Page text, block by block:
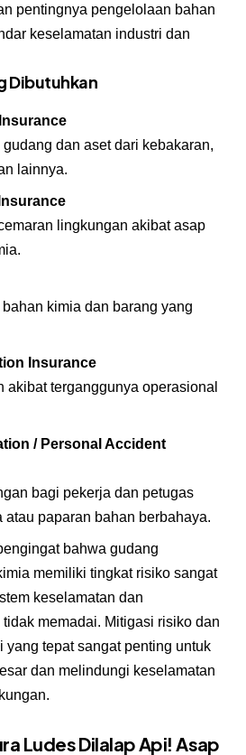
pentingnya pengelolaan bahan
keselamatan industri dan
Dibutuhkan
dan aset dari kebakaran,
lainnya.
lingkungan akibat asap
kimia dan barang yang
Insurance
akibat terganggunya operasional
/ Personal Accident
bagi pekerja dan petugas
atau paparan bahan berbahaya.
bahwa gudang
memiliki tingkat risiko sangat
keselamatan dan
memadai. Mitigasi risiko dan
yang tepat sangat penting untuk
dan melindungi keselamatan
Ludes Dilalap Api! Asap